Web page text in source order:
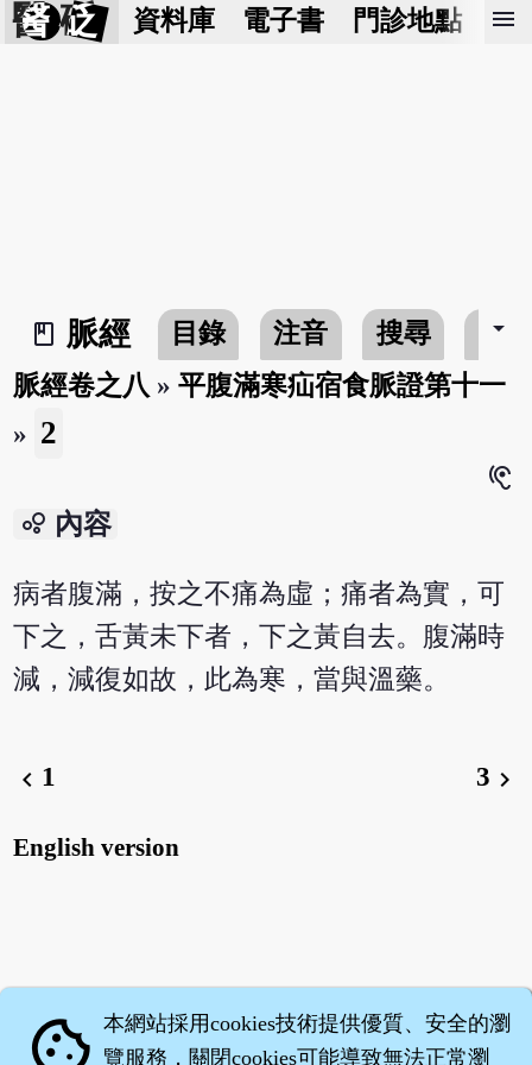
醫 砭 資料庫 電子書 門診地點 預
menu
book_2
脈經 目錄 注音 搜尋 書介
arrow_drop_down
脈經卷之八 »平腹滿寒疝宿食脈證第十一
» 2
hearing
bubble_chart 內容
病者腹滿，按之不痛為虛；痛者為實，可
下之，舌黃未下者，下之黃自去。腹滿時
減，減復如故，此為寒，當與溫藥。
chevron_left 1 3 chevron_right
English version
cookie 本網站採用cookies技術提供優質、安全的瀏
覽服務，關閉cookies可能導致無法正常瀏